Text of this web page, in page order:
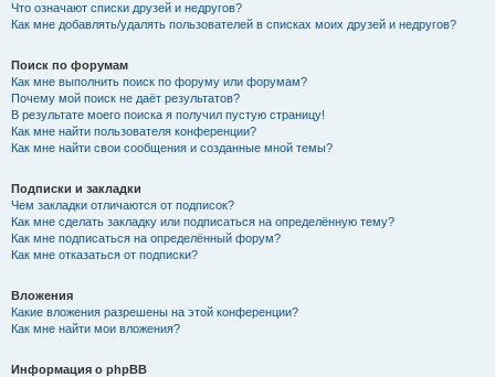
Что означают списки друзей и недругов?
Как мне добавлять/удалять пользователей в списках моих друзей и недругов?
Поиск по форумам
Как мне выполнить поиск по форуму или форумам?
Почему мой поиск не даёт результатов?
В результате моего поиска я получил пустую страницу!
Как мне найти пользователя конференции?
Как мне найти свои сообщения и созданные мной темы?
Подписки и закладки
Чем закладки отличаются от подписок?
Как мне сделать закладку или подписаться на определённую тему?
Как мне подписаться на определённый форум?
Как мне отказаться от подписки?
Вложения
Какие вложения разрешены на этой конференции?
Как мне найти мои вложения?
Информация о phpBB